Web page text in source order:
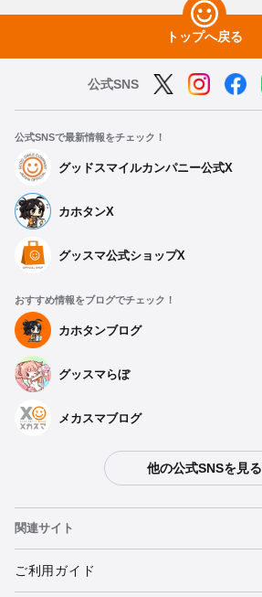
予約受付中
トップへ戻る
公式SNS
公式SNSで最新情報をチェック！
グッドスマイルカンパニー公式X
カホタンX
グッスマ公式ショップX
おすすめ情報をブログでチェック！
カホタンブログ
グッスマらぼ
メカスマブログ
他の公式SNSを見る
関連サイト
ねんどろいど
ご利用ガイド